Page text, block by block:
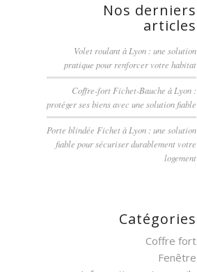
Nos derniers
articles
Volet roulant à Lyon : une solution
pratique pour renforcer votre habitat
Coffre-fort Fichet-Bauche à Lyon :
protéger ses biens avec une solution fiable
Porte blindée Fichet à Lyon : une solution
fiable pour sécuriser durablement votre
logement
Catégories
Coffre fort
Fenêtre